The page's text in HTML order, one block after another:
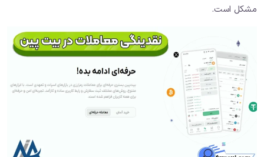
مشکل است.